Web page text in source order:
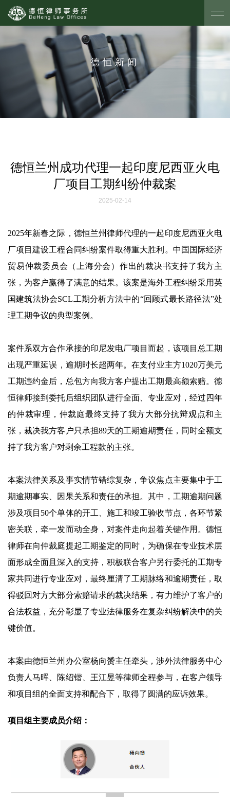
德恒新闻
德恒兰州成功代理一起印度尼西亚火电
厂项目工期纠纷仲裁案
2025-02-14
2025年新春之际，德恒兰州律师代理的一起印度尼西亚火电
厂项目建设工程合同纠纷案件取得重大胜利。中国国际经济
贸易仲裁委员会（上海分会）作出的裁决书支持了我方主
张，为客户赢得了满意的结果。该案是海外工程纠纷采用英
国建筑法协会SCL工期分析方法中的“回顾式最长路径法”处
理工期争议的典型案例。
案件系双方合作承接的印尼发电厂项目而起，该项目总工期
出现严重延误，逾期时长超两年。在支付业主方1020万美元
工期违约金后，总包方向我方客户提出工期最高额索赔。德
恒律师接到委托后组织团队进行全面、专业应对，经过四年
的仲裁审理，仲裁庭最终支持了我方大部分抗辩观点和主
张，裁决我方客户只承担89天的工期逾期责任，同时全额支
持了我方客户对剩余工程款的主张。
本案法律关系及事实情节错综复杂，争议焦点主要集中于工
期逾期事实、因果关系和责任的承担。其中，工期逾期问题
涉及项目50个单体的开工、施工和竣工验收节点，各环节紧
密关联，牵一发而动全身，对案件走向起着关键作用。德恒
律师在向仲裁庭提起工期鉴定的同时，为确保在专业技术层
面形成全面且深入的支持，积极联合客户另行委托的工期专
家共同进行专业应对，最终厘清了工期脉络和逾期责任，取
得驳回对方大部分索赔请求的裁决结果，有力维护了客户的
合法权益，充分彰显了专业法律服务在复杂纠纷解决中的关
键价值。
本案由德恒兰州办公室杨向赟主任牵头，涉外法律服务中心
负责人马晖、陈绍锴、王江昱等律师全程参与，在客户领导
和项目组的全面支持和配合下，取得了圆满的应诉效果。
项目组主要成员介绍：